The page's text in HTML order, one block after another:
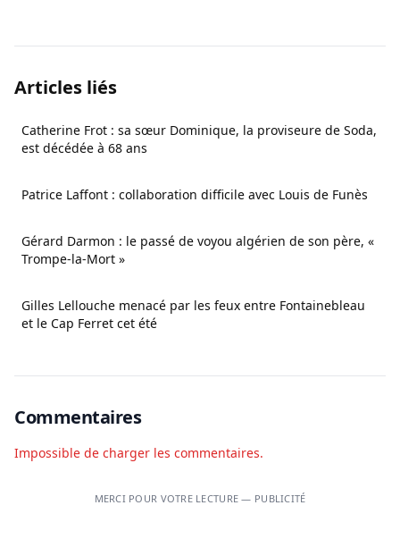
Articles liés
Catherine Frot : sa sœur Dominique, la proviseure de Soda,
est décédée à 68 ans
Patrice Laffont : collaboration difficile avec Louis de Funès
Gérard Darmon : le passé de voyou algérien de son père, «
Trompe‑la‑Mort »
Gilles Lellouche menacé par les feux entre Fontainebleau
et le Cap Ferret cet été
Commentaires
Impossible de charger les commentaires.
MERCI POUR VOTRE LECTURE — PUBLICITÉ